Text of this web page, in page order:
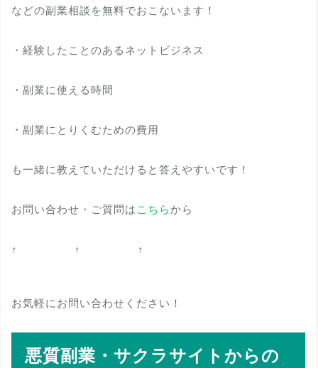
などの副業相談を無料でおこないます！
・経験したことのあるネットビジネス
・副業に使える時間
・副業にとりくむための費用
も一緒に教えていただけると答えやすいです！
お問い合わせ・ご質問は こちら から
↑ ↑ ↑
お気軽にお問い合わせください！
悪質副業・サクラサイトからの